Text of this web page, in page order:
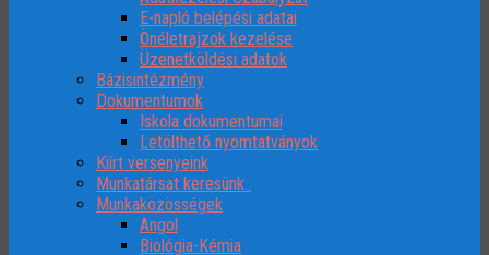
E-napló belépési adatai
Önéletrajzok kezelése
Üzenetköldési adatok
Bázisintézmény
Dokumentumok
Iskola dokumentumai
Letölthető nyomtatványok
Kiírt versenyeink
Munkatársat keresünk..
Munkaközösségek
Angol
Biológia-Kémia